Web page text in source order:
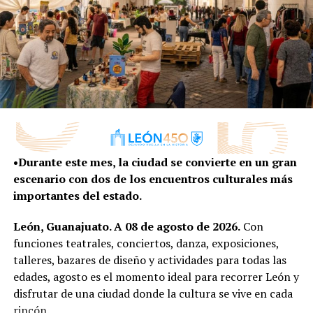
RELATED TOPICS:
UP NEXT
RECONOCE GUANAJUATO A 57 POLICÍAS LEONESES
DON'T MISS
La SSPPC detuvo a más de 10 mil personas en el mes de
noviembre
•Durante este mes, la ciudad se convierte en un gran
escenario con dos de los encuentros culturales más
importantes del estado.
León, Guanajuato. A 08 de agosto de 2026.Con
funciones teatrales, conciertos, danza, exposiciones,
talleres, bazares de diseño y actividades para todas las
edades, agosto es el momento ideal para recorrer León y
disfrutar de una ciudad donde la cultura se vive en cada
rincón.